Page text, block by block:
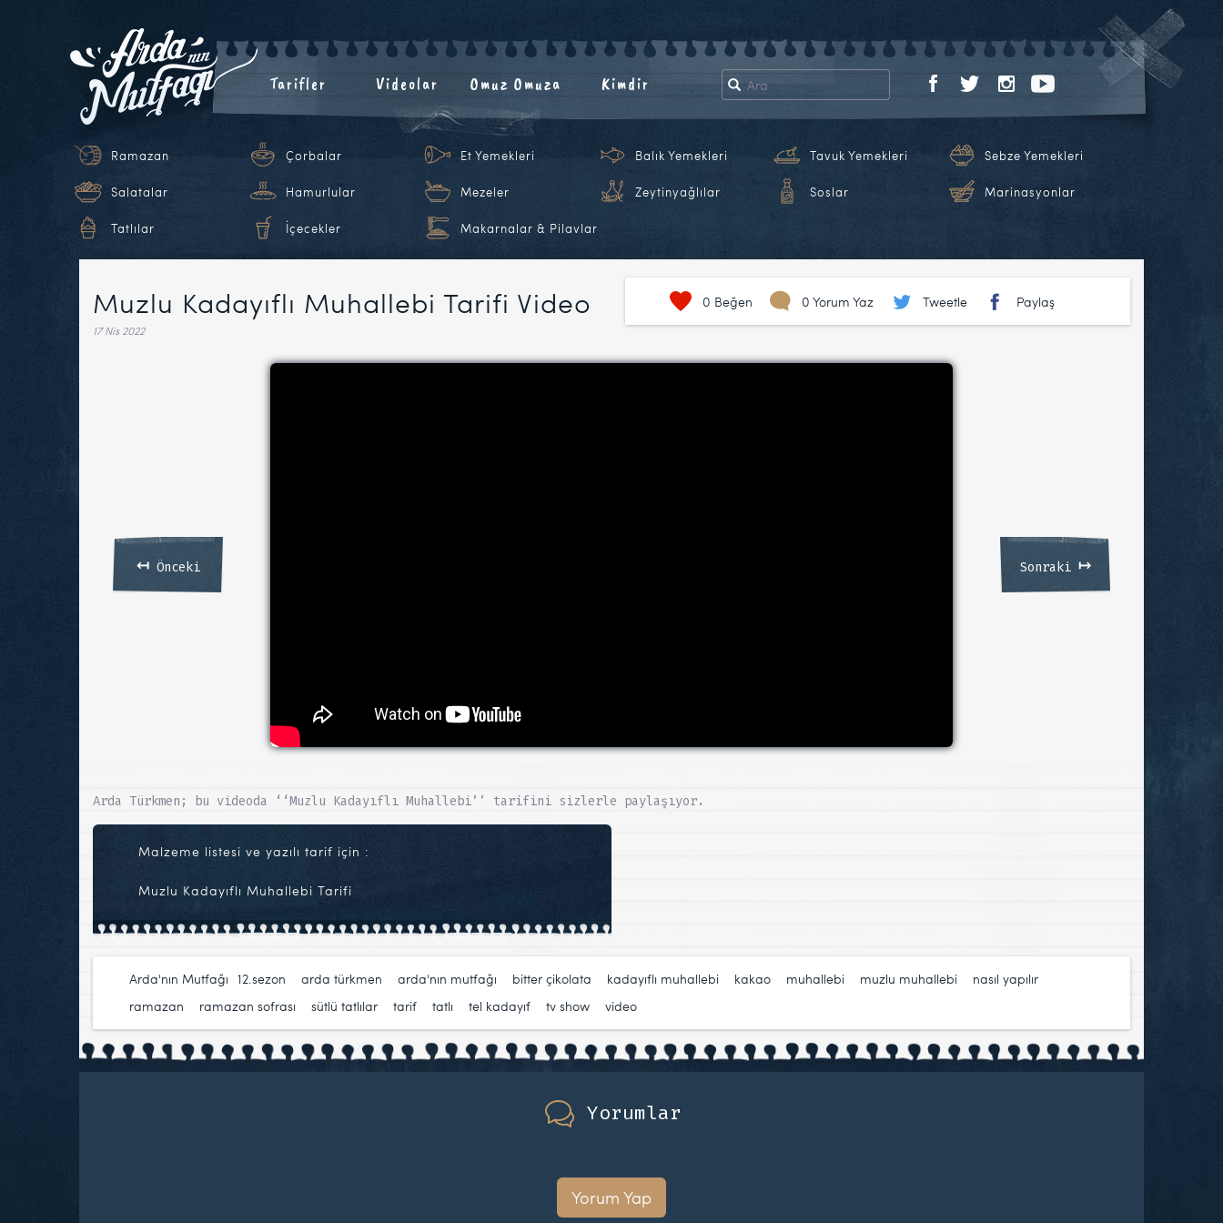
Tarifler Videolar Omuz Omuza Kimdir
Ramazan Çorbalar Et Yemekleri Balık Yemekleri Tavuk Yemekleri Sebze Yemekleri
Salatalar Hamurlular Mezeler Zeytinyağlılar Soslar Marinasyonlar
Tatlılar İçecekler Makarnalar & Pilavlar
Muzlu Kadayıflı Muhallebi Tarifi Video
17 Nis 2022
0 Beğen 0 Yorum Yaz Tweetle Paylaş
↤Önceki Sonraki ↦
Arda Türkmen; bu videoda ‘‘Muzlu Kadayıflı Muhallebi’’ tarifini sizlerle paylaşıyor.
Malzeme listesi ve yazılı tarif için :
Muzlu Kadayıflı Muhallebi Tarifi
Arda'nın Mutfağı 12.sezon arda türkmen arda'nın mutfağı bitter çikolata kadayıflı muhallebi kakao muhallebi muzlu muhallebi nasıl yapılır
ramazan
ramazan sofrası sütlü tatlılar tarif tatlı tel kadayıf tv show video
Yorumlar
Yorum Yap